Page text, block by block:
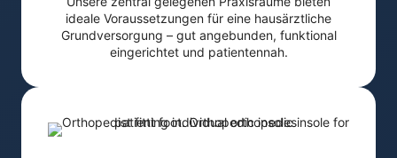
ideale Voraussetzungen für eine hausärztliche
Grundversorgung – gut angebunden, funktional
eingerichtet und patientennah.